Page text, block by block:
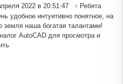
2022 в 20:51:47 # Ребята
удобное интуитивно понятное, на
земля наша богатая талантами!
AutoCAD для просмотра и